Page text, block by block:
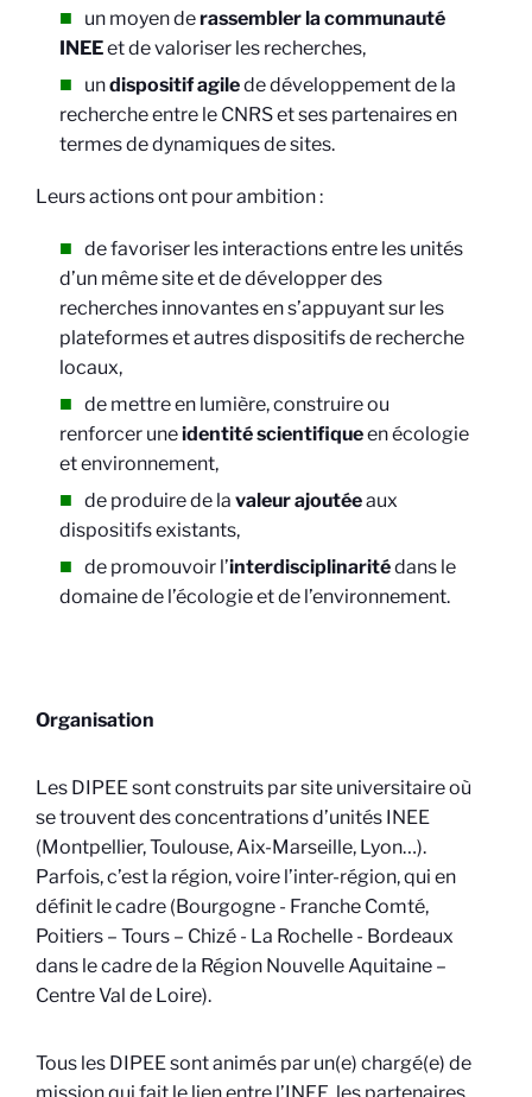
un moyen derassembler la communauté
INEEet de valoriser les recherches,
undispositif agilede développement de la
recherche entre le CNRS et ses partenaires en
termes de dynamiques de sites.
Leurs actions ont pour ambition :
de favoriser les interactions entre les unités
d’un même site et de développer des
recherches innovantes en s’appuyant sur les
plateformes et autres dispositifs de recherche
locaux,
de mettre en lumière, construire ou
renforcer uneidentité scientifiqueen écologie
et environnement,
de produire de la valeur ajoutéeaux
dispositifs existants,
de promouvoir l’interdisciplinaritédans le
domaine de l’écologie et de l’environnement.
Organisation
Les DIPEE sont construits par site universitaire où
se trouvent des concentrations d’unités INEE
(Montpellier, Toulouse, Aix-Marseille, Lyon…).
Parfois, c’est la région, voire l’inter-région, qui en
définit le cadre (Bourgogne - Franche Comté,
Poitiers – Tours – Chizé - La Rochelle - Bordeaux
dans le cadre de la Région Nouvelle Aquitaine –
Centre Val de Loire).
Tous les DIPEE sont animés par un(e) chargé(e) de